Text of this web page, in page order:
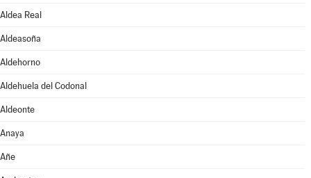
Aldea Real
Aldeasoña
Aldehorno
Aldehuela del Codonal
Aldeonte
Anaya
Añe